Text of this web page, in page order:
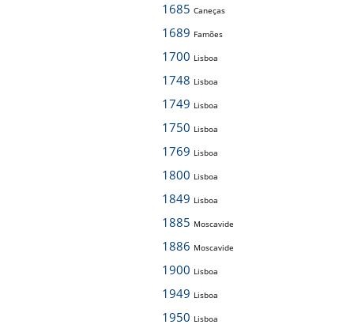
1685 Caneças
1689 Famões
1700 Lisboa
1748 Lisboa
1749 Lisboa
1750 Lisboa
1769 Lisboa
1800 Lisboa
1849 Lisboa
1885 Moscavide
1886 Moscavide
1900 Lisboa
1949 Lisboa
1950 Lisboa